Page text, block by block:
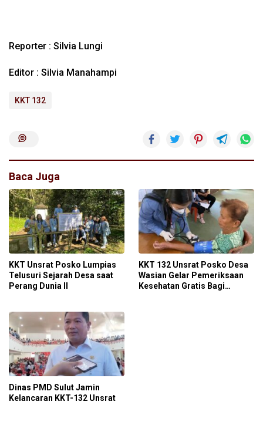
Reporter : Silvia Lungi
Editor : Silvia Manahampi
KKT 132
Baca Juga
KKT Unsrat Posko Lumpias
Telusuri Sejarah Desa saat
Perang Dunia II
KKT 132 Unsrat Posko Desa
Wasian Gelar Pemeriksaan
Kesehatan Gratis Bagi
Dinas PMD Sulut Jamin
Kelancaran KKT-132 Unsrat